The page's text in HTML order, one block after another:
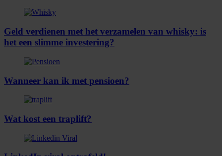
Geld verdienen met het verzamelen van whisky: is
het een slimme investering?
Wanneer kan ik met pensioen?
Wat kost een traplift?